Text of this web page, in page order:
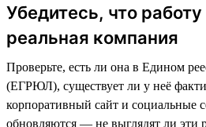
Убедитесь, что
реальная компания
Проверьте, есть ли она в Едином
(ЕГРЮЛ), существует ли у неё
корпоративный сайт и социальные
обновляются — не выглядят ли эти